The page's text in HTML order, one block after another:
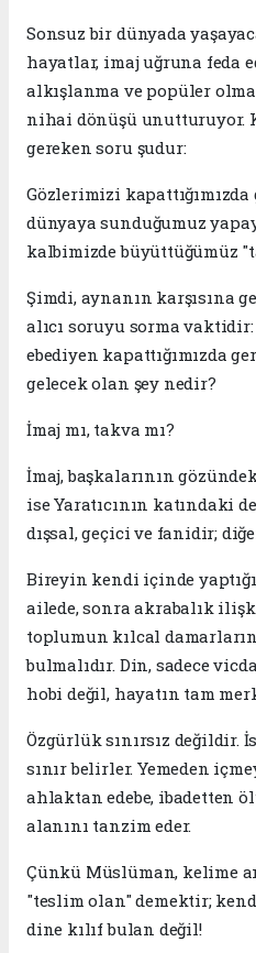
​Sonsuz bir dünyada
hayatlar, imaj uğruna feda
alkışlanma ve popüler
nihai dönüşü unutturuyor.
gereken soru şudur:
​Gözlerimizi
dünyaya sunduğumuz
kalbimizde büyüttüğümüz
​Şimdi, aynanın karşısına
alıcı soruyu sorma
ebediyen kapattığımızda
gelecek olan şey nedir?
İmaj mı, takva mı?
İmaj, başkalarının
ise Yaratıcının katındaki
dışsal, geçici ve fanidir;
​Bireyin kendi içinde
ailede, sonra akrabalık
toplumun kılcal
bulmalıdır. Din, sadece
hobi değil, hayatın tam
​Özgürlük sınırsız değildir.
sınır belirler. Yemeden
ahlaktan edebe, ibadetten
alanını tanzim eder.
​Çünkü Müslüman, kelime
"teslim olan" demektir;
dine kılıf bulan değil!